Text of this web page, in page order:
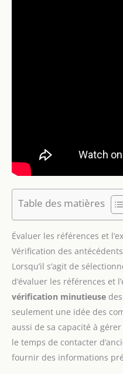
Table des matières
Évaluer les références et
Vérification des
Lorsqu’il s’agit de
d’évaluer les références et
vérification minutieuse
seulement une idée des
aussi de sa capacité à
le temps de contacter
fournir des informations